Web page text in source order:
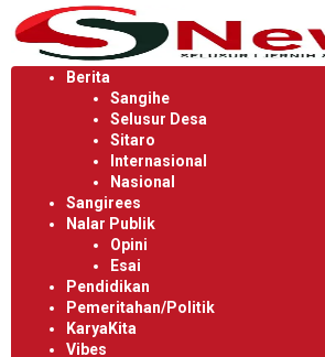
Langsung
ke
konten
Berita
Sangihe
Selusur Desa
Sitaro
Internasional
Nasional
Sangirees
Nalar Publik
Opini
Esai
Pendidikan
Pemeritahan/Politik
KaryaKita
Vibes